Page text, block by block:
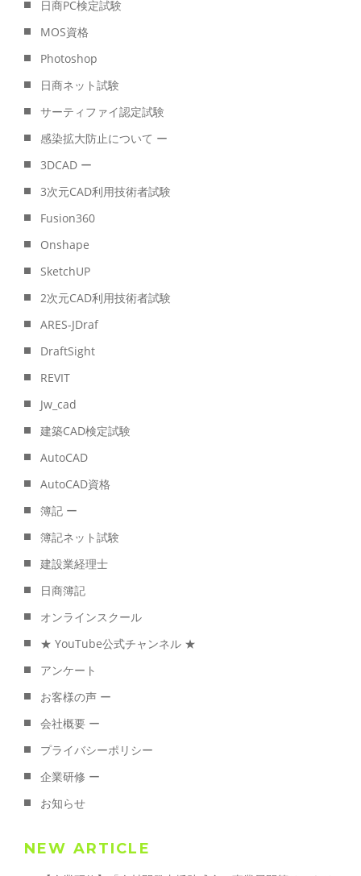
日商PC検定試験
MOS資格
Photoshop
日商ネット試験
サーティファイ認定試験
感染拡大防止について ー
3DCAD ー
3次元CAD利用技術者試験
Fusion360
Onshape
SketchUP
2次元CAD利用技術者試験
ARES-JDraf
DraftSight
REVIT
Jw_cad
建築CAD検定試験
AutoCAD
AutoCAD資格
簿記 ー
簿記ネット試験
建設業経理士
日商簿記
オンラインスクール
★ YouTube公式チャンネル ★
アンケート
お客様の声 ー
会社概要 ー
プライバシーポリシー
企業研修 ー
お知らせ
NEW ARTICLE